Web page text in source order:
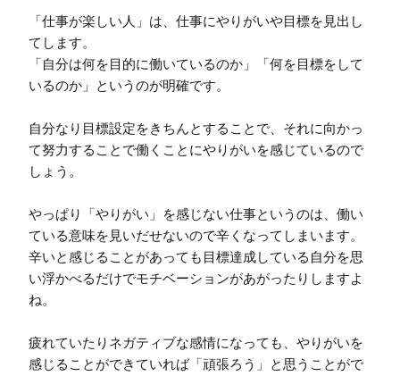
「仕事が楽しい人」は、仕事にやりがいや目標を見出し
てします。
「自分は何を目的に働いているのか」「何を目標をして
いるのか」というのが明確です。
自分なり目標設定をきちんとすることで、それに向かっ
て努力することで働くことにやりがいを感じているので
しょう。
やっぱり「やりがい」を感じない仕事というのは、働い
ている意味を見いだせないので辛くなってしまいます。
辛いと感じることがあっても目標達成している自分を思
い浮かべるだけでモチベーションがあがったりしますよ
ね。
疲れていたりネガティブな感情になっても、やりがいを
感じることができていれば「頑張ろう」と思うことがで